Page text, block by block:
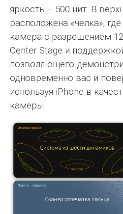
яркость – 500 нит. В
расположена «чёлка»,
камера с разрешением
Center Stage и
позволяющего
одновременно вас и
используя iPhone в
камеры.